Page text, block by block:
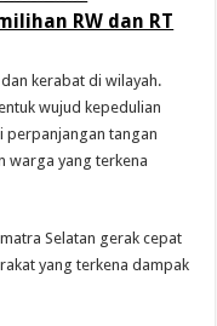
RW dan RT
kerabat di wilayah.
wujud kepedulian
perpanjangan tangan
warga yang terkena
Selatan gerak cepat
yang terkena dampak